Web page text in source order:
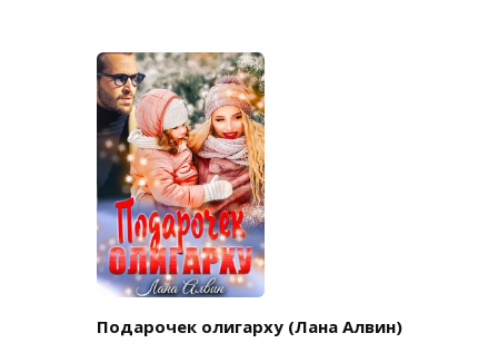
Подарочек олигарху (Лана Алвин)